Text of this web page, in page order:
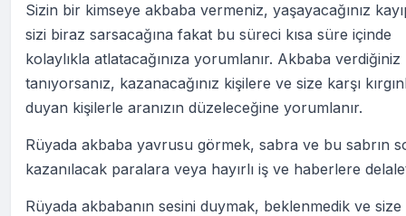
Sizin bir kimseye akbaba vermeniz, yaşayacağınız
sizi biraz sarsacağına fakat bu süreci kısa süre içinde
kolaylıkla atlatacağınıza yorumlanır. Akbaba verdiğiniz
tanıyorsanız, kazanacağınız kişilere ve size karşı
duyan kişilerle aranızın düzeleceğine yorumlanır.
Rüyada akbaba yavrusu görmek, sabra ve bu sabrın
kazanılacak paralara veya hayırlı iş ve haberlere
Rüyada akbabanın sesini duymak, beklenmedik ve size